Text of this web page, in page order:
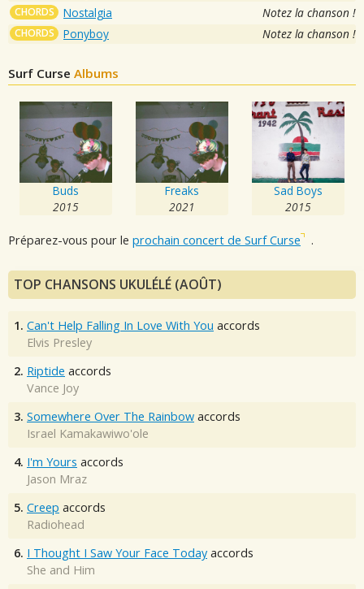
CHORDS Nostalgia Notez la chanson !
CHORDS Ponyboy Notez la chanson !
Surf Curse Albums
Buds
2015
Freaks
2021
Sad Boys
2015
Préparez-vous pour le prochain concert de Surf Curse .
TOP CHANSONS UKULÉLÉ (AOÛT)
1. Can't Help Falling In Love With You accords
Elvis Presley
2. Riptide accords
Vance Joy
3. Somewhere Over The Rainbow accords
Israel Kamakawiwo'ole
4. I'm Yours accords
Jason Mraz
5. Creep accords
Radiohead
6. I Thought I Saw Your Face Today accords
She and Him